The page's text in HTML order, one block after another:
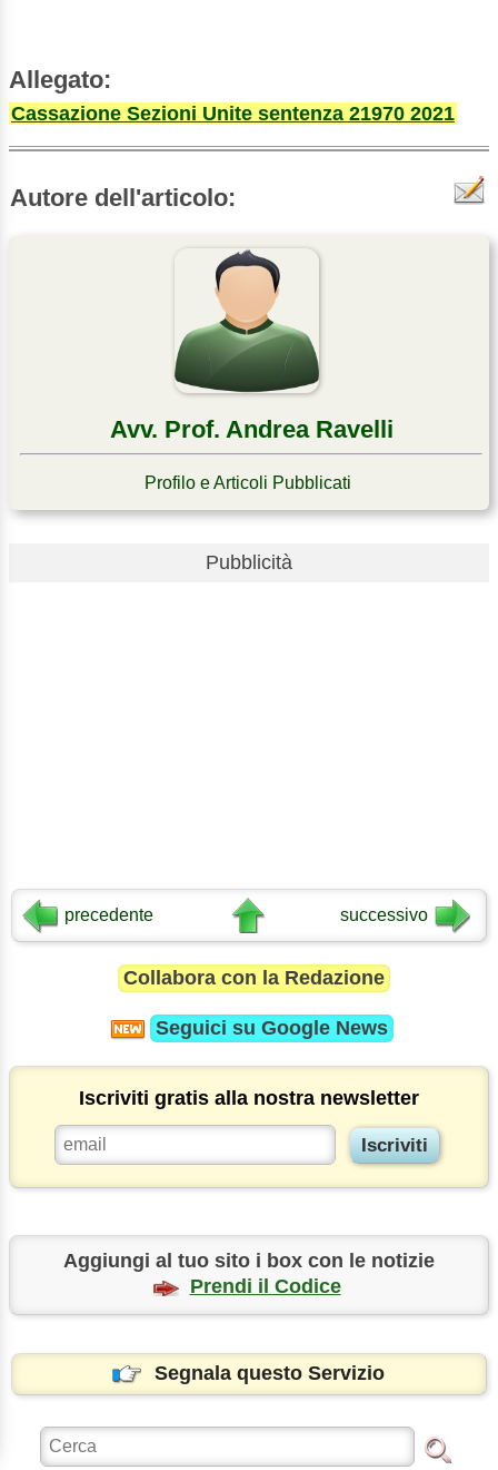
Allegato:
Cassazione Sezioni Unite sentenza 21970 2021
Autore dell'articolo:
Avv. Prof. Andrea Ravelli
Profilo e Articoli Pubblicati
Pubblicità
precedente successivo
Collabora con la Redazione
Seguici su Google News
Iscriviti gratis alla nostra newsletter
Aggiungi al tuo sito i box con le notizie
Prendi il Codice
Segnala questo Servizio